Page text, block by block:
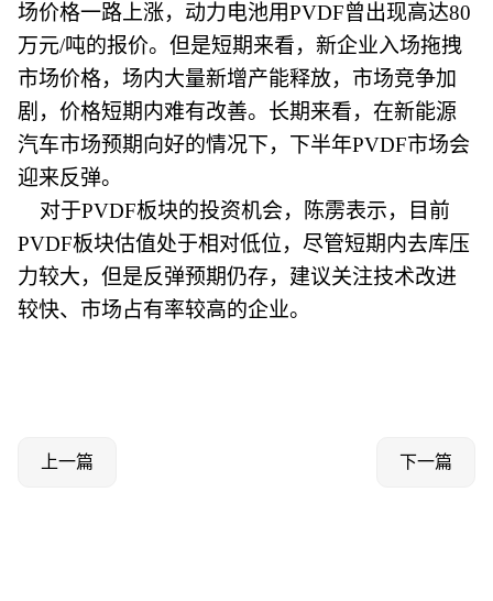
场价格一路上涨，动力电池用PVDF曾出现高达80
万元/吨的报价。但是短期来看，新企业入场拖拽
市场价格，场内大量新增产能释放，市场竞争加
剧，价格短期内难有改善。长期来看，在新能源
汽车市场预期向好的情况下，下半年PVDF市场会
迎来反弹。
对于PVDF板块的投资机会，陈雳表示，目前
PVDF板块估值处于相对低位，尽管短期内去库压
力较大，但是反弹预期仍存，建议关注技术改进
较快、市场占有率较高的企业。
上一篇 下一篇